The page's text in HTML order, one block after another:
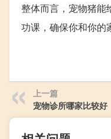
整体而言，宠物猪能
功课，确保你和你的
上一篇
宠物诊所哪家比较好